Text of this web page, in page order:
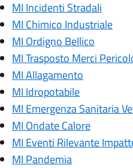
MI Incidenti Stradali
MI Chimico Industriale
MI Ordigno Bellico
MI Trasposto Merci
MI Allagamento
MI Idropotabile
MI Emergenza Sanitaria
MI Ondate Calore
MI Eventi Rilevante
MI Pandemia